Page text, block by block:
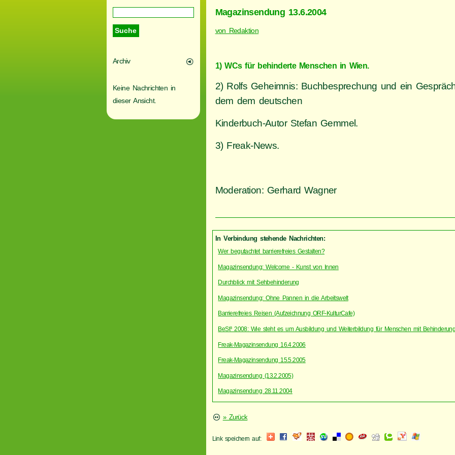
Archiv
Keine Nachrichten in
dieser Ansicht.
Magazinsendung 13.6.2004
von Redaktion
1) WCs für behinderte Menschen in Wien.
2) Rolfs Geheimnis: Buchbesprechung und ein
dem dem deutschen
Kinderbuch-Autor Stefan Gemmel.
3) Freak-News.
Moderation: Gerhard Wagner
In Verbindung stehende Nachrichten:
Wer begutachtet barrierefreies Gestalten?
Magazinsendung: Welcome - Kunst von Innen
Durchblick mit Sehbehinderung
Magazinsendung: Ohne Pannen in die Arbeitswelt
Barrierefreies Reisen (Aufzeichnung ORF-KulturCafe)
BeSt³ 2008: Wie steht es um Ausbildung und Weiterbildung für Menschen mit
Freak-Magazinsendung 16.4.2006
Freak-Magazinsendung 15.5.2005
Magazinsendung (13.2.2005)
Magazinsendung 28.11.2004
» Zurück
Link speichern auf: